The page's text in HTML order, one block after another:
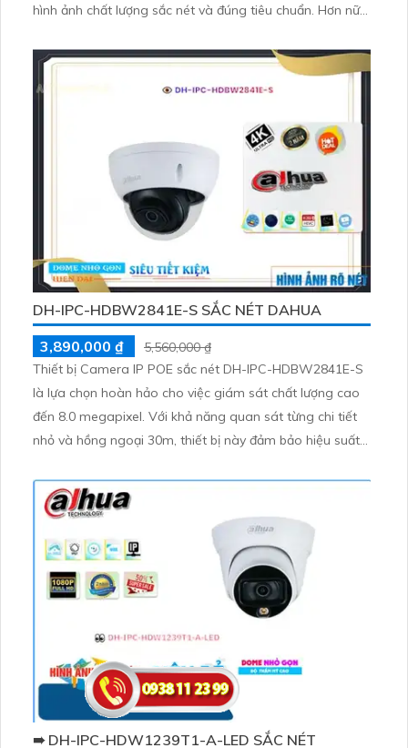
hình ảnh chất lượng sắc nét và đúng tiêu chuẩn. Hơn nữa,
20m giúp hình ảnh vẫn rõ nét như ban ngày, tiết kiệm và
hiệu quả
DH-IPC-HDBW2841E-S SẮC NÉT DAHUA
3,890,000 ₫
5,560,000 ₫
Thiết bị Camera IP POE sắc nét DH-IPC-HDBW2841E-S
là lựa chọn hoàn hảo cho việc giám sát chất lượng cao
đến 8.0 megapixel. Với khả năng quan sát từng chi tiết
nhỏ và hồng ngoại 30m, thiết bị này đảm bảo hiệu suất
IP POE tiên tiến, camera không bị giảm chất lượng, cung
cấp hình ảnh sắc nét
➠ DH-IPC-HDW1239T1-A-LED SẮC NÉT